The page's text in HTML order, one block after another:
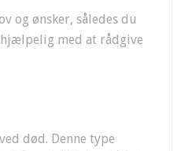
og ønsker, således du
med at rådgive
død. Denne type